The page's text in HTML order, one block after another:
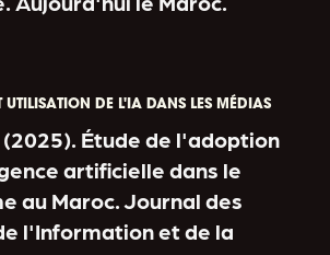
UTILISATION DE L'IA DANS LES MÉDIAS
(2025). Étude de l'adoption
artificielle dans le
au Maroc. Journal des
l'Information et de la